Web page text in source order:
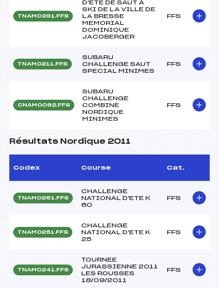
TNAM0391.FFS
D'ETE DE SAUT A
SKI DE LA VILLE DE
LA BRESSE
MEMORIAL
DOMINIQUE
JACOBERGER
FFS
TNAM0211.FFS
SUBARU
CHALLENGE SAUT
SPECIAL MINIMES
FFS
CNAM0092.FFS
SUBARU
CHALLENGE
COMBINE
NORDIQUE
MINIMES
FFS
Résultats Nordique 2011
Codex Course Cat.
TNAM0261.FFS
CHALLENGE
NATIONAL D'ETE K
60
FFS
TNAM0251.FFS
CHALLENGE
NATIONAL D'ETE K
25
FFS
TNAM0241.FFS
TOURNEE
JURASSIENNE 2011
LES ROUSSES
18/09/2011
FFS